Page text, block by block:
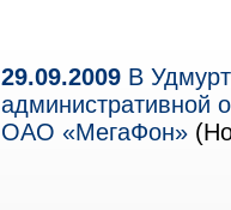
29.09.2009 В
административной
ОАО «МегаФон»